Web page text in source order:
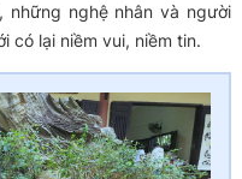
những nghệ nhân và người
có lại niềm vui, niềm tin.